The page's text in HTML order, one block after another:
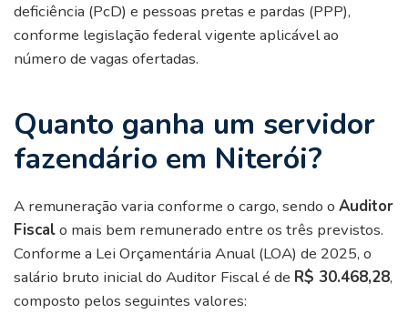
deficiência (PcD) e pessoas pretas e pardas (PPP),
conforme legislação federal vigente aplicável ao
número de vagas ofertadas.
Quanto ganha um servidor
fazendário em Niterói?
A remuneração varia conforme o cargo, sendo o Auditor
Fiscalo mais bem remunerado entre os três previstos.
Conforme a Lei Orçamentária Anual (LOA) de 2025, o
salário bruto inicial do Auditor Fiscal é de R$ 30.468,28,
composto pelos seguintes valores: